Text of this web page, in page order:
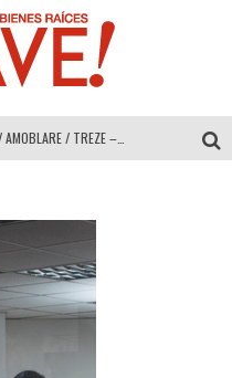
MULTIOFICINAS / AMOBLARE / TREZE – Especial Interiorismo & Decoración 2026